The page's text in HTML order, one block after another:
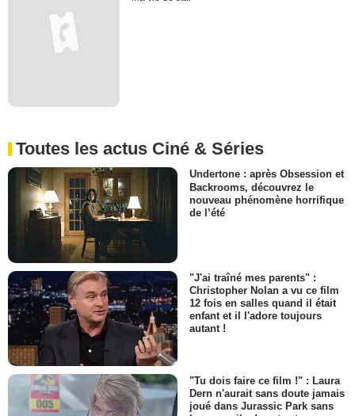
Toutes les actus Ciné & Séries
Undertone : après Obsession et
Backrooms, découvrez le
nouveau phénomène horrifique
de l’été
"J'ai traîné mes parents" :
Christopher Nolan a vu ce film
12 fois en salles quand il était
enfant et il l'adore toujours
autant !
"Tu dois faire ce film !" : Laura
Dern n'aurait sans doute jamais
joué dans Jurassic Park sans